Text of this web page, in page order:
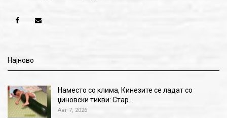
Најново
Наместо со клима, Кинезите се ладат со
џиновски тикви: Стар…
Авг 7, 2026